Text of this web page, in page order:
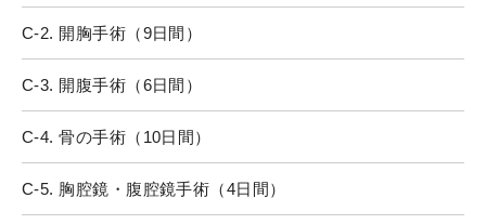
C-2. 開胸手術（9日間）
C-3. 開腹手術（6日間）
C-4. 骨の手術（10日間）
C-5. 胸腔鏡・腹腔鏡手術（4日間）